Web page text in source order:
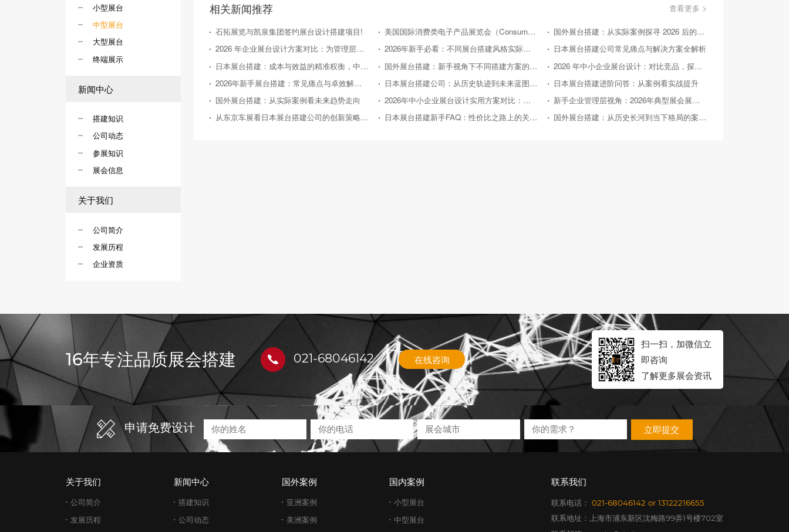
小型展台
中型展台
大型展台
终端展示
新闻中心
搭建知识
公司动态
参展知识
展会信息
关于我们
公司简介
发展历程
企业资质
相关新闻推荐 查看更多 >
石拓展览与凯泉集团签约展台设计搭建项目! 美国国际消费类电子产品展览会（Consumer Electronics Show，简称CES）
国外展台搭建：从实际案例探寻 2026 后的趋势方向
2026 年企业展台设计方案对比：为管理层提供精准决策参考
2026年新手必看：不同展台搭建风格实际效果对比评测
日本展台搭建公司常见痛点与解决方案全解析
日本展台搭建：成本与效益的精准权衡，中小企业的投资指南
国外展台搭建：新手视角下不同搭建方案的性价比对比
2026 年中小企业展台设计：对比竞品，探寻高性价比之路
2026年新手展台搭建：常见痛点与卓效解决方案
日本展台搭建公司：从历史轨迹到未来蓝图的深度剖析
日本展台搭建进阶问答：从案例看实战提升
国外展台搭建：从实际案例看未来趋势走向
2026年中小企业展台设计实用方案对比：助力性价比之选
新手企业管理层视角：2026年典型展会展台搭建案例深度剖析
从东京车展看日本展台搭建公司的创新策略与实践
日本展台搭建新手FAQ：性价比之路上的关键解惑 国外展台搭建：从历史长河到当下格局的案例剖析
16年专注品质展会搭建 021-68046142 在线咨询
扫一扫，加微信立
即咨询
了解更多展会资讯
申请免费设计 立即提交
关于我们
公司简介
发展历程
新闻中心
搭建知识
公司动态
国外案例
亚洲案例
美洲案例
国内案例
小型展台
中型展台
联系我们
联系电话： 021-68046142 or 13122216655
联系地址：上海市浦东新区沈梅路99弄1号楼702室